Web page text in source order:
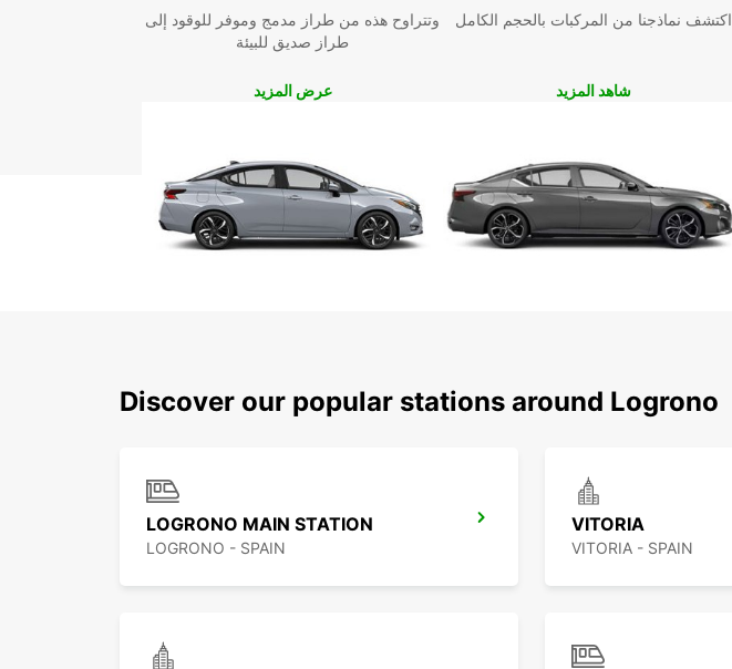
وتتراوح هذه من طراز مدمج وموفر للوقود إلى
طراز صديق للبيئة
عرض المزيد
اكتشف نماذجنا من المركبات بالحجم الكامل
شاهد المزيد
Discover our popular stations around Logrono
LOGRONO MAIN STATION
LOGRONO - SPAIN
VITORIA
VITORIA - SPAIN